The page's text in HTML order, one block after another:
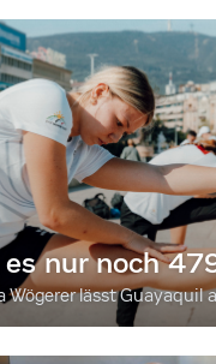
nur noch
Wögerer lässt Guayaquil